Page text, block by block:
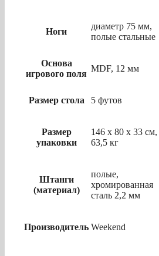
Ноги
диаметр 75 мм,
полые стальные
Основа
игрового поля
MDF, 12 мм
Размер стола 5 футов
Размер
упаковки
146 х 80 х 33 см,
63,5 кг
Штанги
(материал)
полые,
хромированная
сталь 2,2 мм
Производитель Weekend